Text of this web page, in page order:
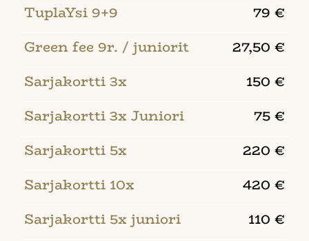
TuplaYsi 9+9
79 €
Green fee 9r. / juniorit
27,50 €
Sarjakortti 3x
150 €
Sarjakortti 3x Juniori
75 €
Sarjakortti 5x
220 €
Sarjakortti 10x
420 €
Sarjakortti 5x juniori
110 €